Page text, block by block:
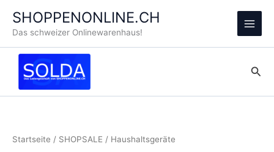
Inhalt
springen
SHOPPENONLINE.CH
Das schweizer Onlinewarenhaus!
Main
Startseite / SHOPSALE / Haushaltsgeräte